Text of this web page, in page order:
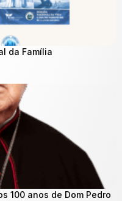
da Família
100 anos de Dom Pedro